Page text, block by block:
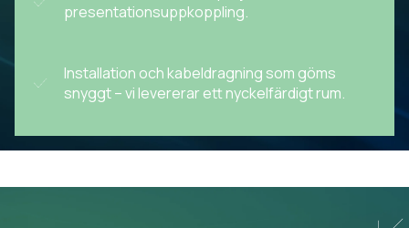
presentationsuppkoppling.
Installation och kabeldragning som göms
snyggt – vi levererar ett nyckelfärdigt rum.